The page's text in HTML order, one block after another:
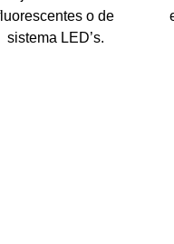
o de
sistema LED’s.